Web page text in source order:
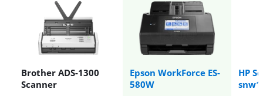
Brother ADS-1300
Scanner
Epson WorkForce ES-
580W
HP